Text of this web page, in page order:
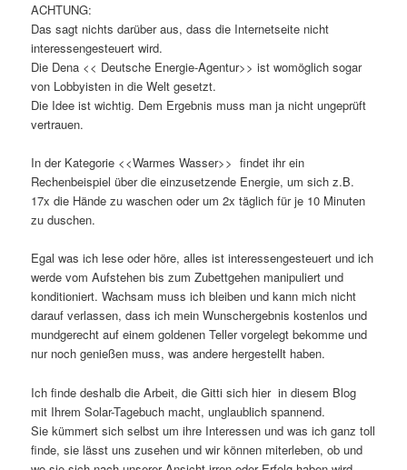
ACHTUNG:
Das sagt nichts darüber aus, dass die Internetseite nicht
interessengesteuert wird.
Die Dena << Deutsche Energie-Agentur>> ist womöglich sogar
von Lobbyisten in die Welt gesetzt.
Die Idee ist wichtig. Dem Ergebnis muss man ja nicht ungeprüft
vertrauen.
In der Kategorie <<Warmes Wasser>> findet ihr ein
Rechenbeispiel über die einzusetzende Energie, um sich z.B.
17x die Hände zu waschen oder um 2x täglich für je 10 Minuten
zu duschen.
Egal was ich lese oder höre, alles ist interessengesteuert und ich
werde vom Aufstehen bis zum Zubettgehen manipuliert und
konditioniert. Wachsam muss ich bleiben und kann mich nicht
darauf verlassen, dass ich mein Wunschergebnis kostenlos und
mundgerecht auf einem goldenen Teller vorgelegt bekomme und
nur noch genießen muss, was andere hergestellt haben.
Ich finde deshalb die Arbeit, die Gitti sich hier in diesem Blog
mit Ihrem Solar-Tagebuch macht, unglaublich spannend.
Sie kümmert sich selbst um ihre Interessen und was ich ganz toll
finde, sie lässt uns zusehen und wir können miterleben, ob und